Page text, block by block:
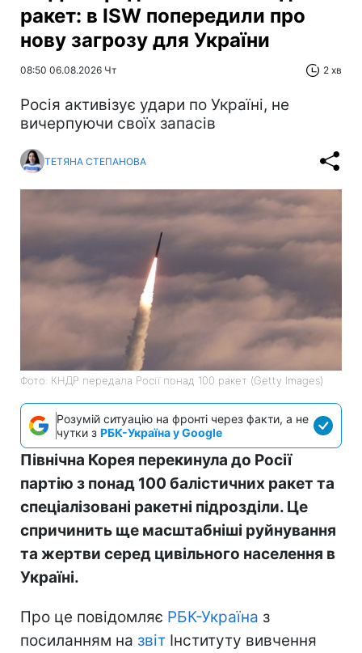
ракет: в ISW попередили про
нову загрозу для України
08:50 06.08.2026 Чт 2 хв
Росія активізує удари по Україні, не
вичерпуючи своїх запасів
ТЕТЯНА СТЕПАНОВА
Фото: КНДР передала Росії понад 100 ракет (Getty Images)
Розумій ситуацію на фронті через факти, а не
чутки з РБК-Україна у Google
Північна Корея перекинула до Росії
партію з понад 100 балістичних ракет та
спеціалізовані ракетні підрозділи. Це
спричинить ще масштабніші руйнування
та жертви серед цивільного населення в
Україні.
Про це повідомляє РБК-Україна з
посиланням на звіт Інституту вивчення